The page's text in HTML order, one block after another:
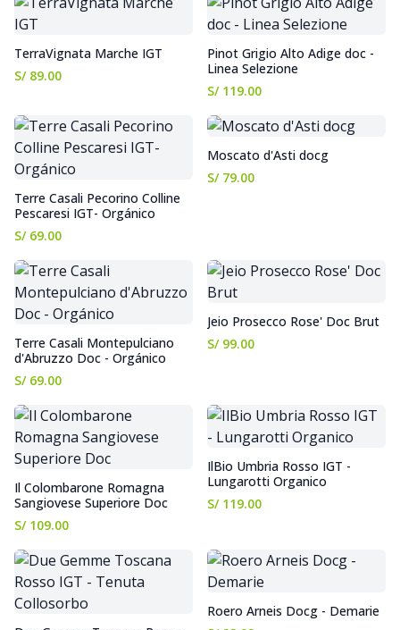
TerraVignata Marche IGT
S/ 89.00
Pinot Grigio Alto Adige doc -
Linea Selezione
S/ 119.00
Terre Casali Pecorino Colline
Pescaresi IGT- Orgánico
S/ 69.00
Moscato d'Asti docg
S/ 79.00
Terre Casali Montepulciano
d'Abruzzo Doc - Orgánico
S/ 69.00
Jeio Prosecco Rose' Doc Brut
S/ 99.00
Il Colombarone Romagna
Sangiovese Superiore Doc
S/ 109.00
IlBio Umbria Rosso IGT -
Lungarotti Organico
S/ 119.00
Roero Arneis Docg - Demarie